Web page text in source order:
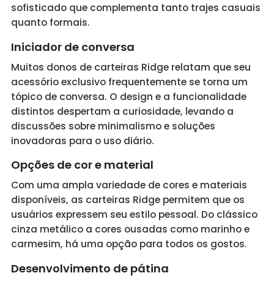
sofisticado que complementa tanto trajes casuais
quanto formais.
Iniciador de conversa
Muitos donos de carteiras Ridge relatam que seu
acessório exclusivo frequentemente se torna um
tópico de conversa. O design e a funcionalidade
distintos despertam a curiosidade, levando a
discussões sobre minimalismo e soluções
inovadoras para o uso diário.
Opções de cor e material
Com uma ampla variedade de cores e materiais
disponíveis, as carteiras Ridge permitem que os
usuários expressem seu estilo pessoal. Do clássico
cinza metálico a cores ousadas como marinho e
carmesim, há uma opção para todos os gostos.
Desenvolvimento de pátina